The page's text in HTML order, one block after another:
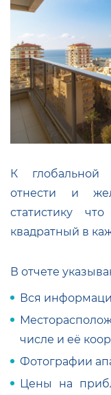
К глобальной
отнести и
статистику
квадратный в
В отчете
Вся
числе и её
Фотографии
Цены на